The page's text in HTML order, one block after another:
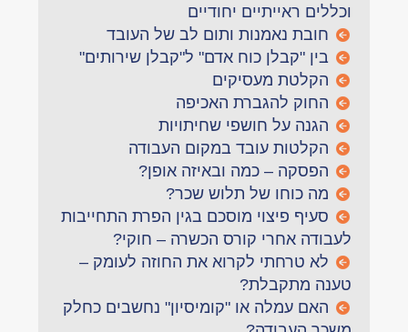
וכללים ראייתיים יחודיים
חובת נאמנות ותום לב של העובד
בין "קבלן כוח אדם" ל"קבלן שירותים"
הקלטת מעסיקים
החוק להגברת האכיפה
הגנה על חושפי שחיתויות
הקלטות עובד במקום העבודה
הפסקה – כמה ובאיזה אופן?
מה כוחו של תלוש שכר?
סעיף פיצוי מוסכם בגין הפרת התחייבות
לעבודה אחרי קורס הכשרה – חוקי?
לא טרחתי לקרוא את החוזה לעומק –
טענה מתקבלת?
האם עמלה או "קומיסיון" נחשבים כחלק